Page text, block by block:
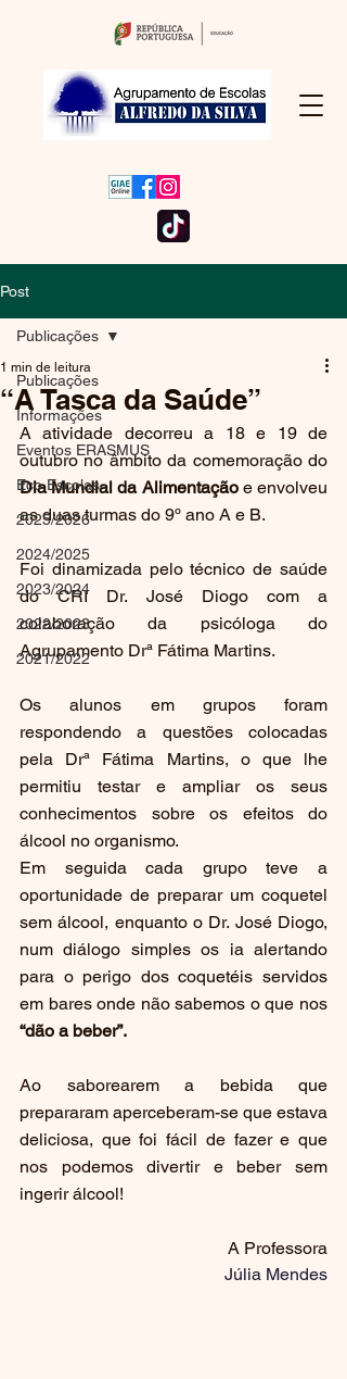
Post
Publicações
Informações
Eventos ERASMUS
Eco Escolas
2025/2026
2024/2025
2023/2024
2022/2023
2021/2022
Publicações
“A Tasca da Saúde”
1 min de leitura
A atividade decorreu a 18 e 19 de
Dia Mundial da Alimentação e envolveu
as duas turmas do 9º ano A e B.
Foi dinamizada pelo técnico de saúde
do CRI Dr. José Diogo com a
colaboração da psicóloga do
Agrupamento Drª Fátima Martins.
Os alunos em grupos foram
respondendo a questões colocadas
pela Drª Fátima Martins, o que lhe
permitiu testar e ampliar os seus
conhecimentos sobre os efeitos do
álcool no organismo.
Em seguida cada grupo teve a
oportunidade de preparar um coquetel
sem álcool, enquanto o Dr. José Diogo,
num diálogo simples os ia alertando
para o perigo dos coquetéis servidos
“dão a beber”.
Ao saborearem a bebida que
prepararam aperceberam-se que estava
deliciosa, que foi fácil de fazer e que
nos podemos divertir e beber sem
ingerir álcool!
A Professora
Júlia Mendes